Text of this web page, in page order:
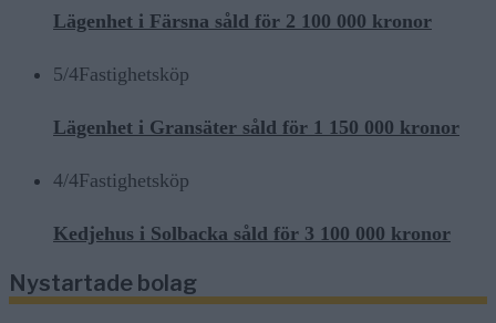
Lägenhet i Färsna såld för 2 100 000 kronor
5/4Fastighetsköp
Lägenhet i Gransäter såld för 1 150 000 kronor
4/4Fastighetsköp
Kedjehus i Solbacka såld för 3 100 000 kronor
Nystartade bolag